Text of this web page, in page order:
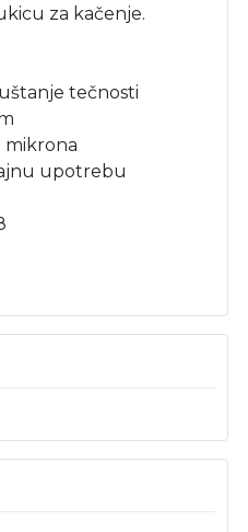
za kačenje.
tečnosti
mikrona
upotrebu